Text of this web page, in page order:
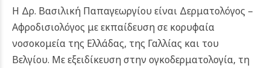
Η Δρ. Βασιλική Παπαγεωργίου είναι Δερματολόγος –
Αφροδισιολόγος με εκπαίδευση σε κορυφαία
νοσοκομεία της Ελλάδας, της Γαλλίας και του
Βελγίου. Με εξειδίκευση στην ογκοδερματολογία, τη